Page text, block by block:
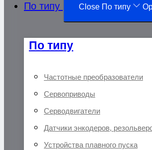
По типу Close По типу
По типу
Частотные преобразователи
Сервоприводы
Серводвигатели
Датчики энкодеров,
Устройства плавного пуска